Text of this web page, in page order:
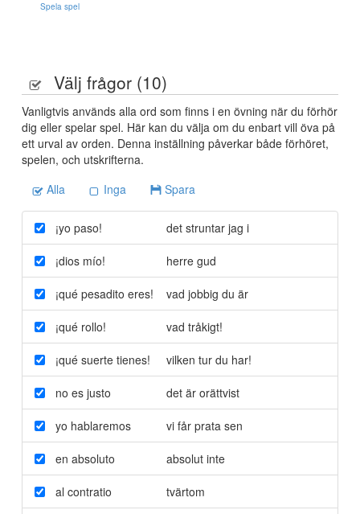
Spela spel
Välj frågor (10)
Vanligtvis används alla ord som finns i en övning när du förhör
dig eller spelar spel. Här kan du välja om du enbart vill öva på
ett urval av orden. Denna inställning påverkar både förhöret,
spelen, och utskrifterna.
Alla
Inga Spara
¡yo paso! det struntar jag i
¡dios mío! herre gud
¡qué pesadito eres! vad jobbig du är
¡qué rollo! vad tråkigt!
¡qué suerte tienes! vilken tur du har!
no es justo det är orättvist
yo hablaremos vi får prata sen
en absoluto absolut inte
al contratio tvärtom